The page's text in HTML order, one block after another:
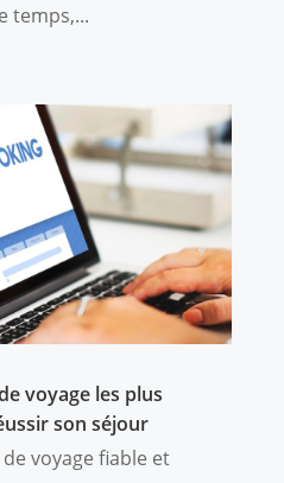
temps,...
voyage les plus
son séjour
voyage fiable et